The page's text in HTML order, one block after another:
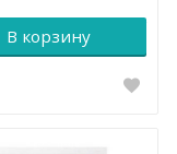
В корзину